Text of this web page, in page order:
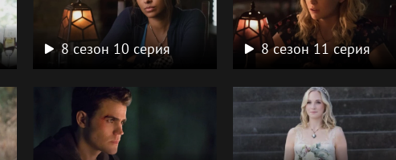
8 сезон 10 серия 8 сезон 11 серия